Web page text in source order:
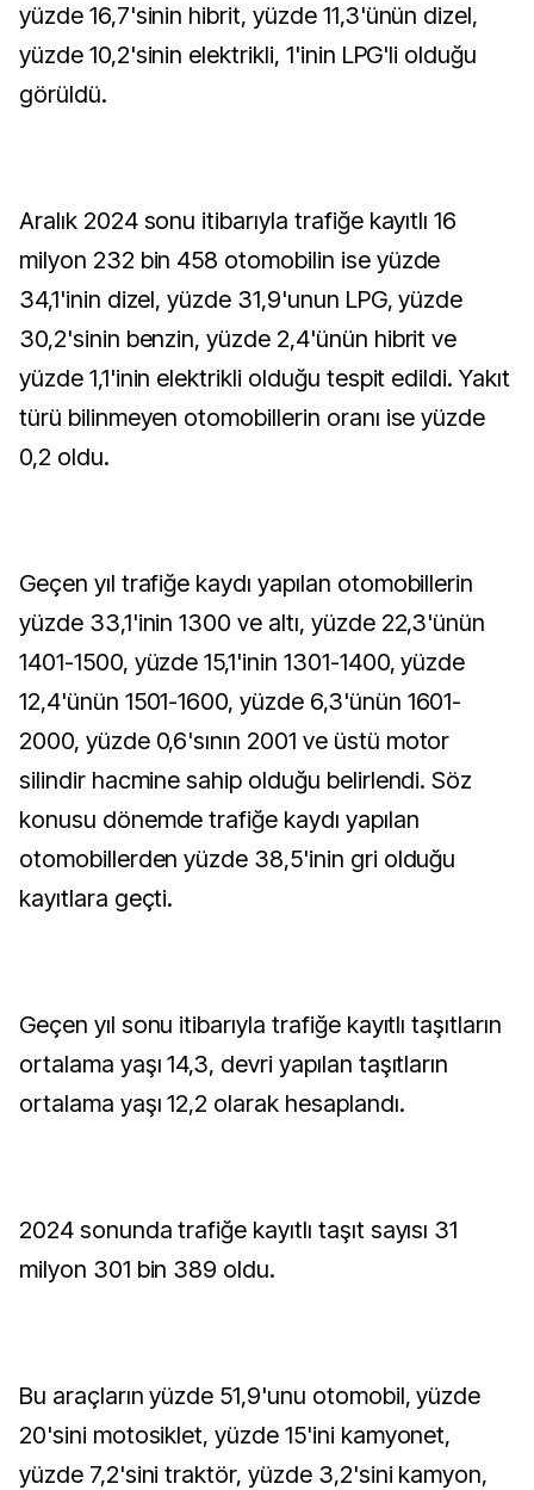
yüzde 16,7'sinin hibrit, yüzde 11,3'ünün dizel,
yüzde 10,2'sinin elektrikli, 1'inin LPG'li olduğu
görüldü.
Aralık 2024 sonu itibarıyla trafiğe kayıtlı 16
milyon 232 bin 458 otomobilin ise yüzde
34,1'inin dizel, yüzde 31,9'unun LPG, yüzde
30,2'sinin benzin, yüzde 2,4'ünün hibrit ve
yüzde 1,1'inin elektrikli olduğu tespit edildi. Yakıt
türü bilinmeyen otomobillerin oranı ise yüzde
0,2 oldu.
Geçen yıl trafiğe kaydı yapılan otomobillerin
yüzde 33,1'inin 1300 ve altı, yüzde 22,3'ünün
1401-1500, yüzde 15,1'inin 1301-1400, yüzde
12,4'ünün 1501-1600, yüzde 6,3'ünün 1601-
2000, yüzde 0,6'sının 2001 ve üstü motor
silindir hacmine sahip olduğu belirlendi. Söz
konusu dönemde trafiğe kaydı yapılan
otomobillerden yüzde 38,5'inin gri olduğu
kayıtlara geçti.
Geçen yıl sonu itibarıyla trafiğe kayıtlı taşıtların
ortalama yaşı 14,3, devri yapılan taşıtların
ortalama yaşı 12,2 olarak hesaplandı.
2024 sonunda trafiğe kayıtlı taşıt sayısı 31
milyon 301 bin 389 oldu.
Bu araçların yüzde 51,9'unu otomobil, yüzde
20'sini motosiklet, yüzde 15'ini kamyonet,
yüzde 7,2'sini traktör, yüzde 3,2'sini kamyon,